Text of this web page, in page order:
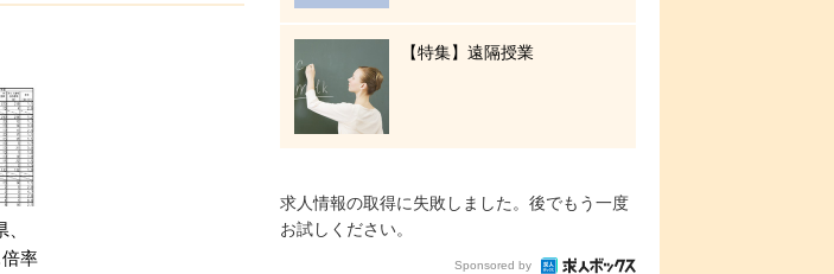
率
【特集】遠隔授業
求人情報の取得に失敗しました。後でもう一度
お試しください。
Sponsored by